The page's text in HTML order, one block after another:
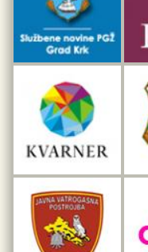
Interpretacijski centar